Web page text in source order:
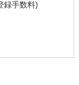
録手数料)